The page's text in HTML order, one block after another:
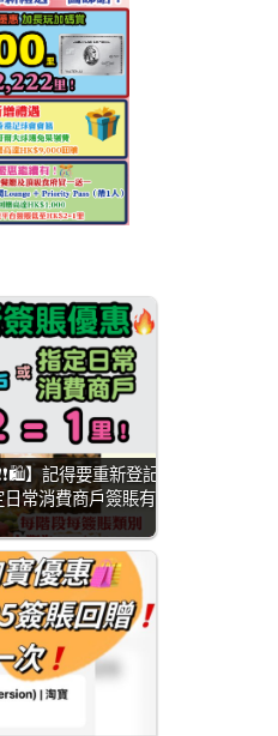
】記得要重新登記
日常消費商戶簽賬有